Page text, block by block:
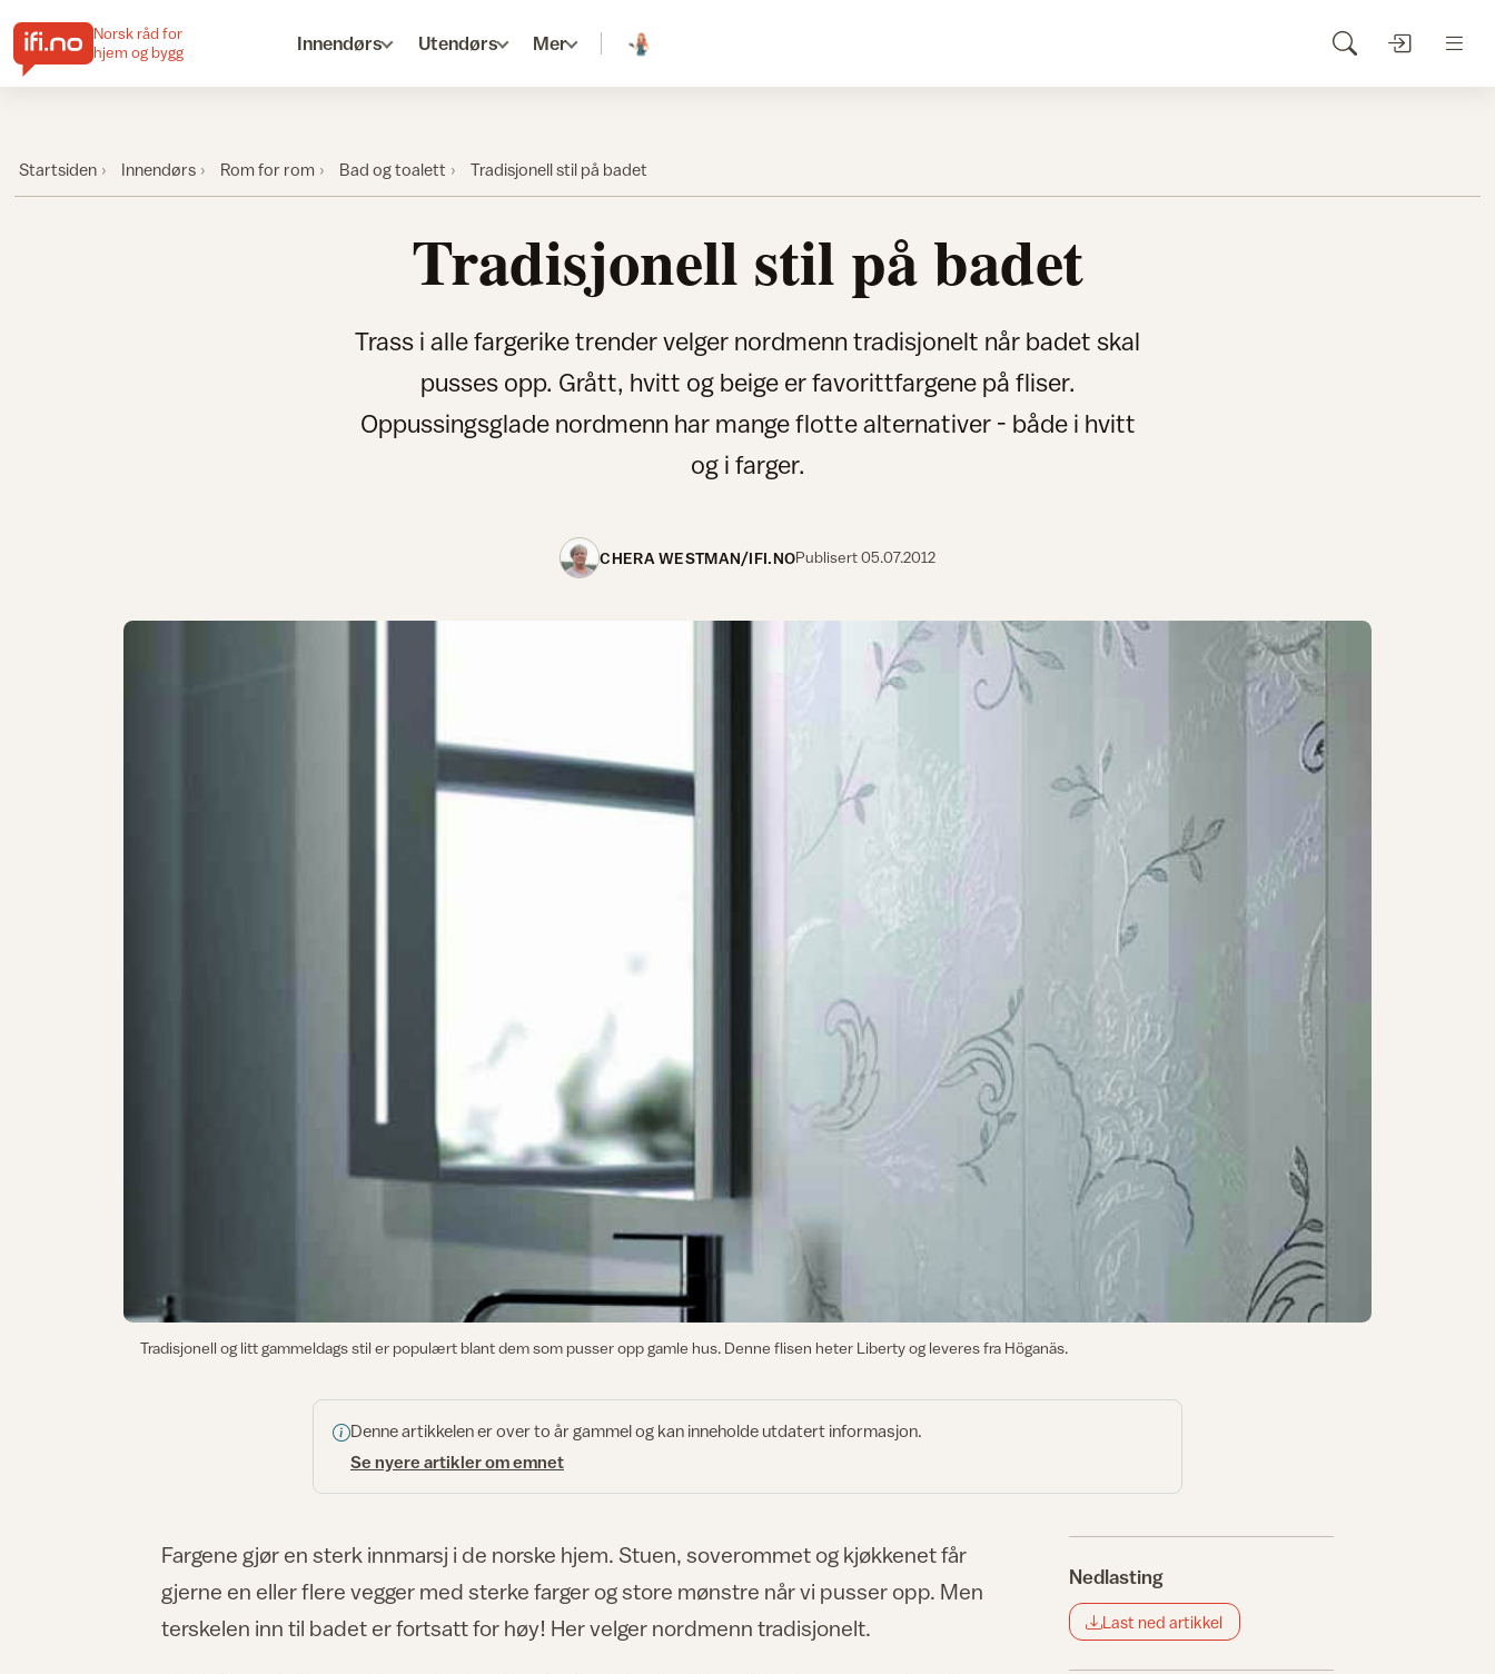
Norsk råd for
hjem og bygg
Innendørs Utendørs Mer
Startsiden Innendørs Rom for rom Bad og toalett Tradisjonell stil på badet
Tradisjonell stil på badet
Trass i alle fargerike trender velger nordmenn tradisjonelt når badet skal
pusses opp. Grått, hvitt og beige er favorittfargene på fliser.
Oppussingsglade nordmenn har mange flotte alternativer - både i hvitt
og i farger.
CHERA WESTMAN/IFI.NOPublisert05.07.2012
Tradisjonell og litt gammeldags stil er populært blant dem som pusser opp gamle hus. Denne flisen heter Liberty og leveres fra Höganäs.
Denne artikkelen er over to år gammel og kan inneholde utdatert informasjon.
Se nyere artikler om emnet
Fargene gjør en sterk innmarsj i de norske hjem. Stuen, soverommet og kjøkkenet får
gjerne en eller flere vegger med sterke farger og store mønstre når vi pusser opp. Men
terskelen inn til badet er fortsatt for høy! Her velger nordmenn tradisjonelt.
Nedlasting
Last ned artikkel